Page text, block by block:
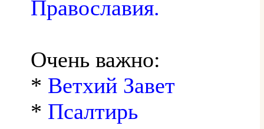
Православия.
Очень важно:
* Ветхий Завет
* Псалтирь